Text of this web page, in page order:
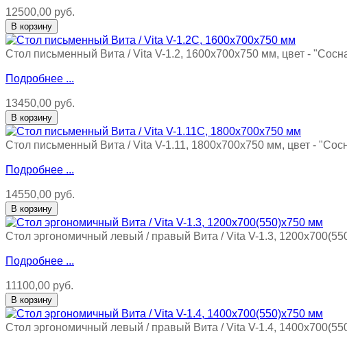
12500,00 руб.
Стол письменный Вита / Vita V-1.2, 1600х700х750 мм, цвет -
Подробнее ...
13450,00 руб.
Стол письменный Вита / Vita V-1.11, 1800х700х750 мм, цвет -
Подробнее ...
14550,00 руб.
Стол эргономичный левый / правый Вита / Vita V-1.3,
Подробнее ...
11100,00 руб.
Стол эргономичный левый / правый Вита / Vita V-1.4,